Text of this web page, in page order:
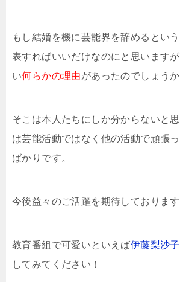
もし結婚を機に芸能界を辞めるとい
表すればいいだけなのにと思います
い何らかの理由があったのでしょうか
そこは本人たちにしか分からないと
は芸能活動ではなく他の活動で頑張
ばかりです。
今後益々のご活躍を期待しております
教育番組で可愛いといえば伊藤梨沙
してみてください！